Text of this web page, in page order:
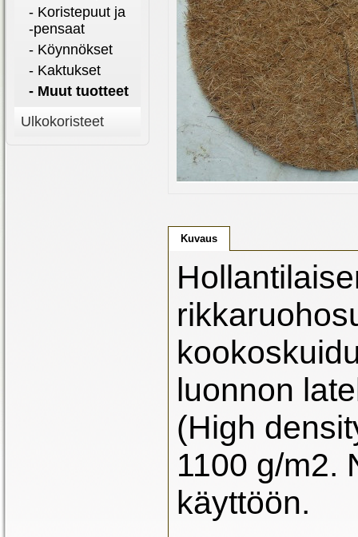
- Koristepuut ja
-pensaat
- Köynnökset
- Kaktukset
- Muut tuotteet
Ulkokoristeet
Kuvaus
luonnon
(High
1100 g/m2.
käyttöön.